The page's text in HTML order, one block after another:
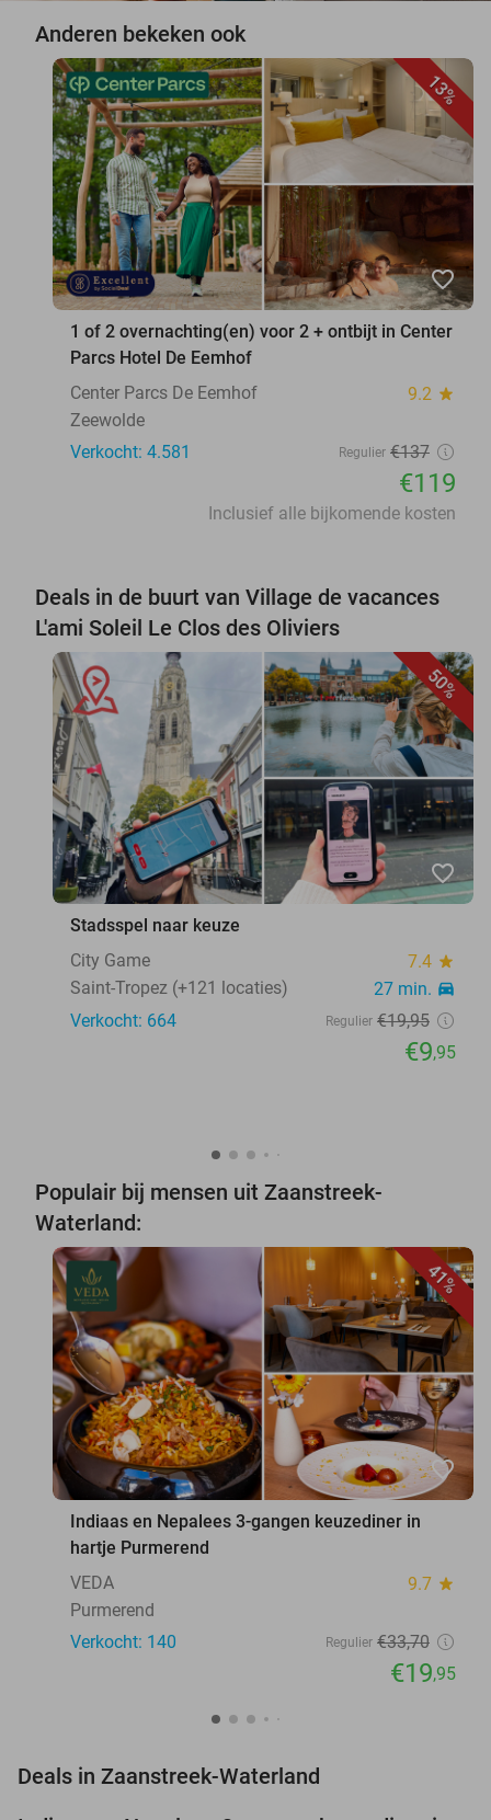
Anderen bekeken ook
13%
favorite_border
1 of 2 overnachting(en) voor 2 + ontbijt in Center
Parcs Hotel De Eemhof
Center Parcs De Eemhof
9.2 star
Zeewolde
Verkocht: 4.581
Regulier €137
€119
Inclusief alle bijkomende kosten
Deals in de buurt van Village de vacances
L'ami Soleil Le Clos des Oliviers
50%
favorite_border
Stadsspel naar keuze
City Game
7.4 star
Saint-Tropez (+121 locaties) 27 min. directions_car
Verkocht: 664 Regulier €19,95
€9,95
Populair bij mensen uit Zaanstreek-
Waterland:
41%
favorite_border
Indiaas en Nepalees 3-gangen keuzediner in
hartje Purmerend
VEDA
9.7 star
Purmerend
Verkocht: 140
Regulier €33,70
€19,95
Deals in Zaanstreek-Waterland